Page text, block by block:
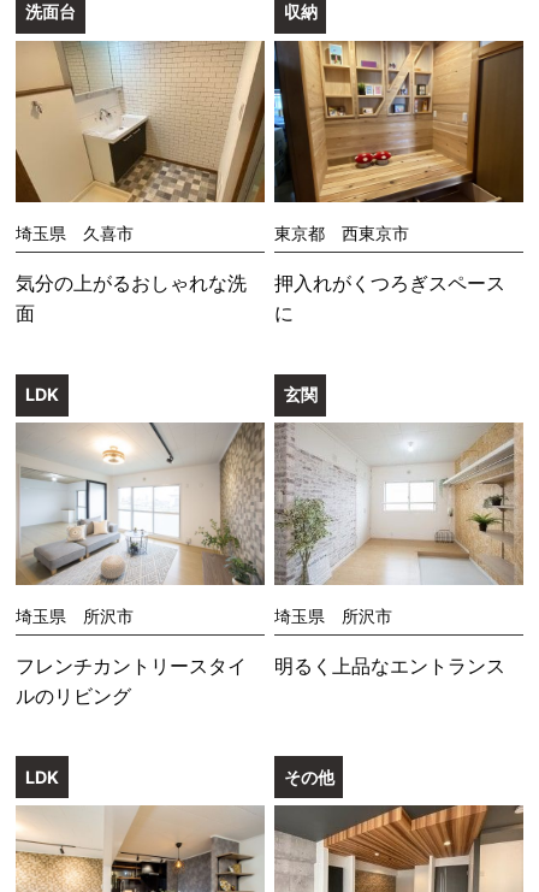
洗面台
埼玉県 久喜市
気分の上がるおしゃれな洗
面
収納
東京都 西東京市
押入れがくつろぎスペース
に
LDK
埼玉県 所沢市
フレンチカントリースタイ
ルのリビング
玄関
埼玉県 所沢市
明るく上品なエントランス
LDK その他